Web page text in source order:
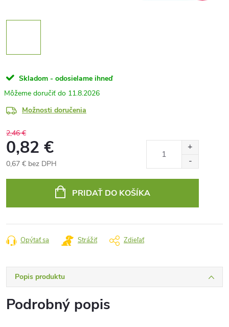
Skladom - odosielame ihneď
11.8.2026
Možnosti doručenia
2,46 €
0,82 €
0,67 € bez DPH
PRIDAŤ DO KOŠÍKA
Opýtať sa Strážiť Zdieľať
Popis produktu
Podrobný popis